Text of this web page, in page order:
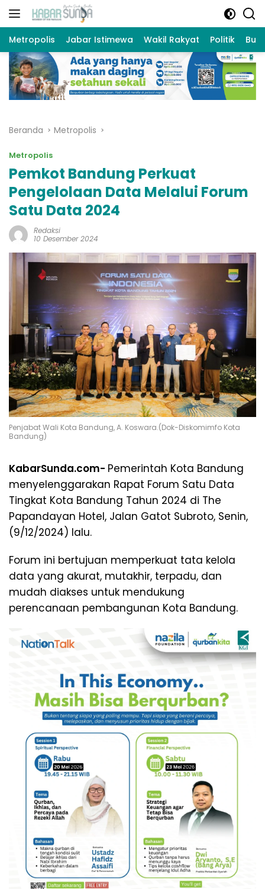
Langsung
Metropolis Jabar Istimewa Wakil Rakyat Politik
Beranda Metropolis
Metropolis
Pemkot Bandung Perkuat
Pengelolaan Data Melalui Forum
Satu Data 2024
Redaksi
10 Desember 2024
Penjabat Wali Kota Bandung, A. Koswara.(Dok-Diskomimfo Kota
Bandung)
KabarSunda.com- Pemerintah Kota Bandung
menyelenggarakan Rapat Forum Satu Data
Tingkat Kota Bandung Tahun 2024 di The
Papandayan Hotel, Jalan Gatot Subroto, Senin,
(9/12/2024) lalu.
Forum ini bertujuan memperkuat tata kelola
data yang akurat, mutakhir, terpadu, dan
mudah diakses untuk mendukung
perencanaan pembangunan Kota Bandung.